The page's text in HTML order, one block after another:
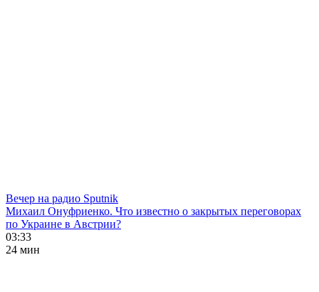
Вечер на радио Sputnik
Михаил Онуфриенко. Что известно о закрытых переговорах
по Украине в Австрии?
03:33
24 мин